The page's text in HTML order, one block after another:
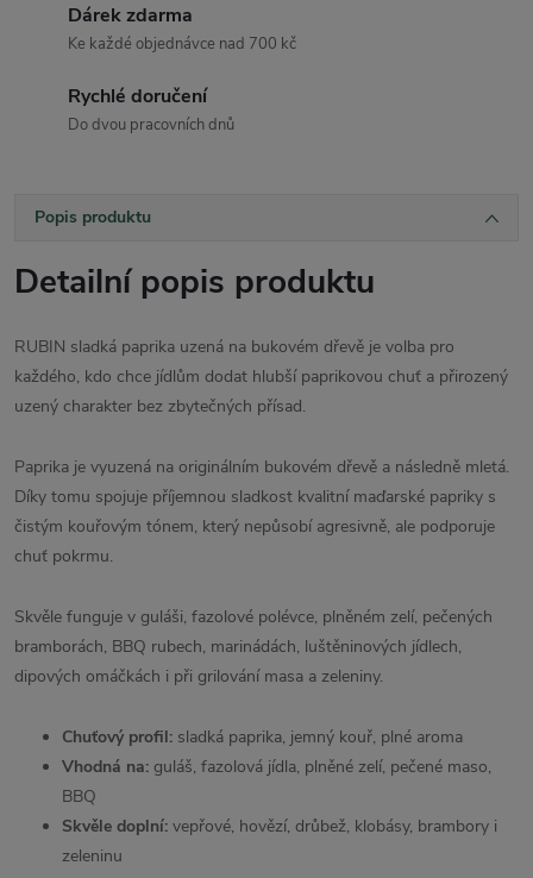
Dárek zdarma
Ke každé objednávce nad 700 kč
Rychlé doručení
Do dvou pracovních dnů
Popis produktu
Detailní popis produktu
RUBIN sladká paprika uzená na bukovém dřevě je volba pro
každého, kdo chce jídlům dodat hlubší paprikovou chuť a přirozený
uzený charakter bez zbytečných přísad.
Paprika je vyuzená na originálním bukovém dřevě a následně mletá.
Díky tomu spojuje příjemnou sladkost kvalitní maďarské papriky s
čistým kouřovým tónem, který nepůsobí agresivně, ale podporuje
chuť pokrmu.
Skvěle funguje v guláši, fazolové polévce, plněném zelí, pečených
bramborách, BBQ rubech, marinádách, luštěninových jídlech,
dipových omáčkách i při grilování masa a zeleniny.
Chuťový profil: sladká paprika, jemný kouř, plné aroma
Vhodná na: guláš, fazolová jídla, plněné zelí, pečené maso,
BBQ
Skvěle doplní: vepřové, hovězí, drůbež, klobásy, brambory i
zeleninu